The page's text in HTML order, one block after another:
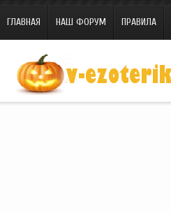
ГЛАВНАЯ НАШ ФОРУМ ПРАВИЛА
Site.ru